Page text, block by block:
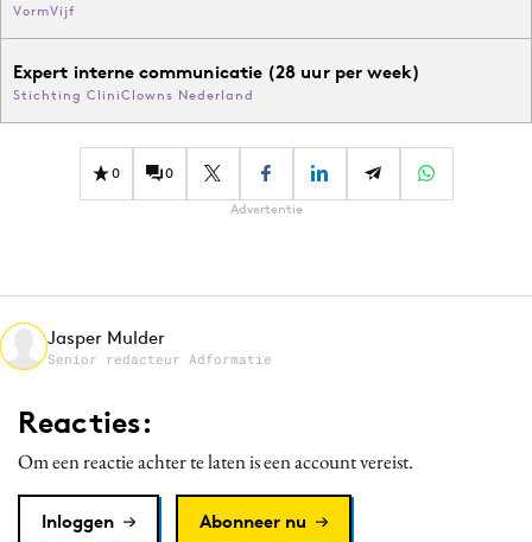
VormVijf
Expert interne communicatie (28 uur per week)
Stichting CliniClowns Nederland
0 0
Advertentie
Jasper Mulder
Senior redacteur Adformatie
Reacties:
Om een reactie achter te laten is een account vereist.
Inloggen Abonneer nu